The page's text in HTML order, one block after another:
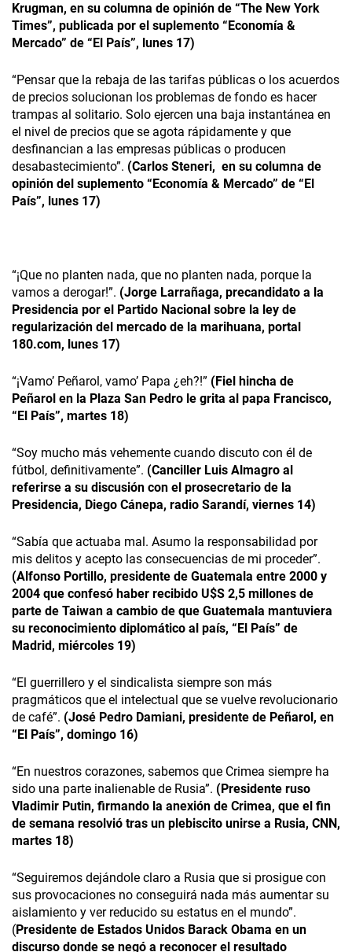
Krugman, en su columna de opinión de “The New York
Times”, publicada por el suplemento “Economía &
Mercado” de “El País”, lunes 17)
“Pensar que la rebaja de las tarifas públicas o los acuerdos
de precios solucionan los problemas de fondo es hacer
trampas al solitario. Solo ejercen una baja instantánea en
el nivel de precios que se agota rápidamente y que
desfinancian a las empresas públicas o producen
desabastecimiento”. (Carlos Steneri, en su columna de
opinión del suplemento “Economía & Mercado” de “El
País”, lunes 17)
“¡Que no planten nada, que no planten nada, porque la
vamos a derogar!”. (Jorge Larrañaga, precandidato a la
Presidencia por el Partido Nacional sobre la ley de
regularización del mercado de la marihuana, portal
180.com, lunes 17)
“¡Vamo’ Peñarol, vamo’ Papa ¿eh?!” (Fiel hincha de
Peñarol en la Plaza San Pedro le grita al papa Francisco,
“El País”, martes 18)
“Soy mucho más vehemente cuando discuto con él de
fútbol, definitivamente”. (Canciller Luis Almagro al
referirse a su discusión con el prosecretario de la
Presidencia, Diego Cánepa, radio Sarandí, viernes 14)
“Sabía que actuaba mal. Asumo la responsabilidad por
mis delitos y acepto las consecuencias de mi proceder”.
(Alfonso Portillo, presidente de Guatemala entre 2000 y
2004 que confesó haber recibido U$S 2,5 millones de
parte de Taiwan a cambio de que Guatemala mantuviera
su reconocimiento diplomático al país, “El País” de
Madrid, miércoles 19)
“El guerrillero y el sindicalista siempre son más
pragmáticos que el intelectual que se vuelve revolucionario
de café”. (José Pedro Damiani, presidente de Peñarol, en
“El País”, domingo 16)
“En nuestros corazones, sabemos que Crimea siempre ha
sido una parte inalienable de Rusia”. (Presidente ruso
Vladimir Putin, firmando la anexión de Crimea, que el fin
de semana resolvió tras un plebiscito unirse a Rusia, CNN,
martes 18)
“Seguiremos dejándole claro a Rusia que si prosigue con
sus provocaciones no conseguirá nada más aumentar su
aislamiento y ver reducido su estatus en el mundo”.
(Presidente de Estados Unidos Barack Obama en un
discurso donde se negó a reconocer el resultado